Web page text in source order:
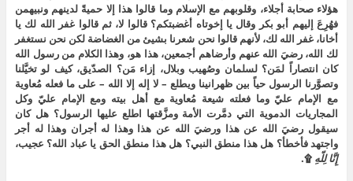
هؤلاء صحابة أجلاء، وقلوبهم مع الإسلام وما قالوا هذا إلا حميةً لدينهم ونبيهمن
فهُرِعَ إليهم أبو بكر وقال يا إخوتاه أغضبتكم؟ قالوا لا، ثم قالوا غفر الله لك يا
أخانا، غفر الله لك، لأنهم قالوا نحن شعرنا بشيئ من الغضاضة لكن نحن نستغفر
لك الله، رضيَ الله عنهم وأرضاهم أجمعين، هذا هو، وهذا الكلام من رسول الله
كان انتصاراً لمَن؟ لسلمان وصُهيب وبلال، إزاء مَن؟ الصدّيق، كيف لو تخيَّلنا
وتصوَّرنا الرسول حياً بين ظهرانينا ويطلع – لا إله إلا الله – على ما فعله مُعاوية
مع الإمام عليّ وما فعلته شيعة مُعاوية مع أهل بيته ومع الإمام عليّ وكل
المجاريات الدموية التي دمَّرت الأمة ومزَّقتها اطلع عليها الرسول؟ هل كان
سيقول رضيَ الله عن هذا ورضيَ الله عن هذا وهذا له أجران وهذا له أجر
واجتهد فأخطأ؟ هل هذا منطق النبي؟ هل هذا منطق الحق يا عباد الله؟ عجيب،
إِنَّا لِلّهِ ۩.